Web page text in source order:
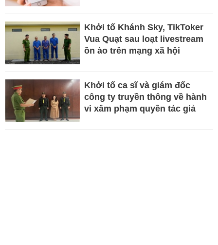
Khởi tố Khánh Sky, TikToker
Vua Quạt sau loạt livestream
ồn ào trên mạng xã hội
Khởi tố ca sĩ và giám đốc
công ty truyền thông về hành
vi xâm phạm quyền tác giả